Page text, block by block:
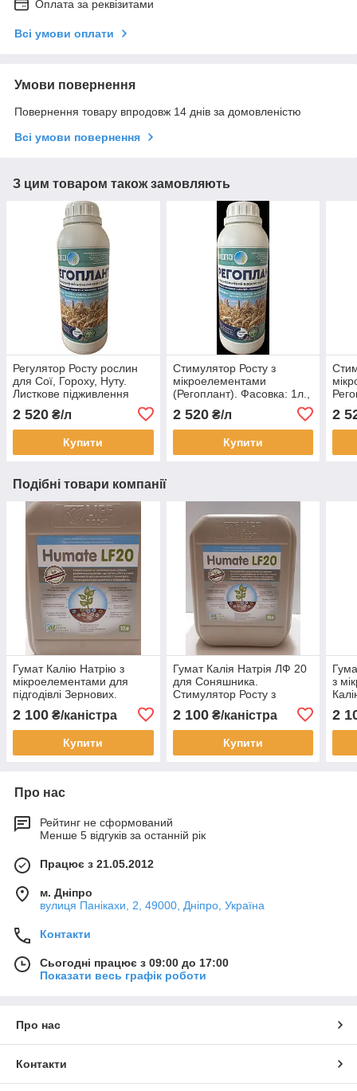
Оплата за реквізитами
Всі умови оплати
Умови повернення
Повернення товару впродовж 14 днів за домовленістю
Всі умови повернення
З цим товаром також замовляють
Регулятор Росту рослин
для Сої, Гороху, Нуту.
Листкове підживлення
Регоплант бобових.
2 520 ₴/л
Купити
Стимулятор Росту з
мікроелементами
(Регоплант). Фасовка: 1л.,
2 520₴/л
Купити
2
Подібні товари компанії
Гумат Калію Натрію з
мікроелементами для
підгодівлі Зернових.
пшениці ячменю Гумат ЛФ
20.
2 100 ₴/каністра
Купити
Гумат Калія Натрія ЛФ 20
для Соняшника.
Стимулятор Росту з
мікроелементами ЛФ20
на Соняшник.
2 100₴/каністра
Купити
з
10л.
2
Про нас
Рейтинг не сформований
Менше 5 відгуків за останній рік
Працює з 21.05.2012
м. Дніпро
вулиця Панікахи, 2, 49000, Дніпро, Україна
Контакти
Сьогодні працює з 09:00 до 17:00
Показати весь графік роботи
Про нас
Контакти